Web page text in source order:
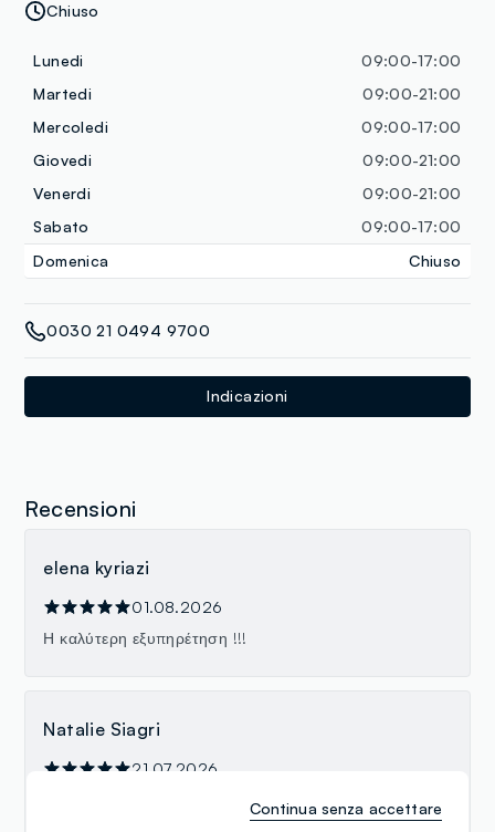
Chiuso
Lunedi
09:00-17:00
Martedi
09:00-21:00
Mercoledi
09:00-17:00
Giovedi
09:00-21:00
Venerdi
09:00-21:00
Sabato
09:00-17:00
Domenica
Chiuso
0030 21 0494 9700
Indicazioni
Recensioni
elena kyriazi
01.08.2026
Η καλύτερη εξυπηρέτηση !!!
Natalie Siagri
21.07.2026
Εξαιρετική εξυπηρέτηση. Το προσωπικό είναι πάρα
πολύ ευγενικό και βοηθητικο. Τα ρούχα πολύ καλή
Continua senza accettare